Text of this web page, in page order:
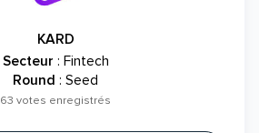
KARD
Secteur : Fintech
Round : Seed
63 votes enregistrés